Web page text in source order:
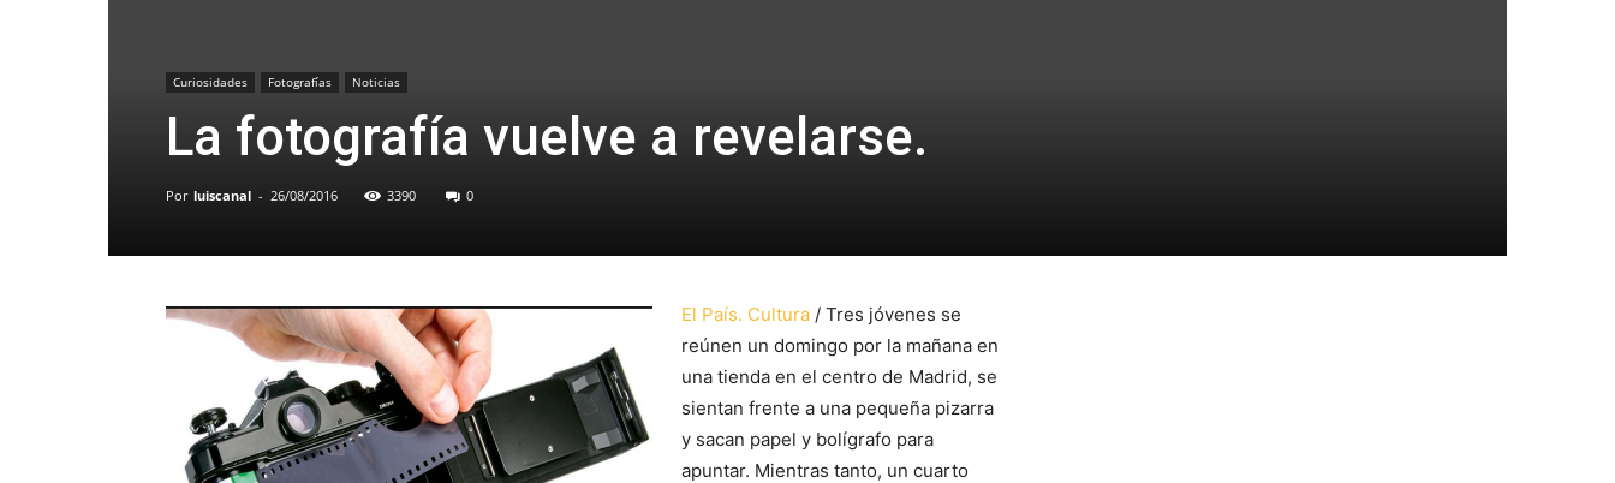
Curiosidades Fotografías Noticias
La fotografía vuelve a revelarse.
Por luiscanal - 26/08/2016 3390 0
El País. Cultura / Tres jóvenes se
reúnen un domingo por la mañana en
una tienda en el centro de Madrid, se
sientan frente a una pequeña pizarra
y sacan papel y bolígrafo para
apuntar. Mientras tanto, un cuarto